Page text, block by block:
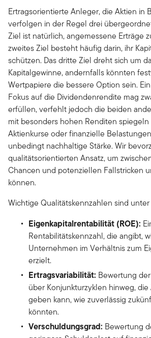
Ertragsorientierte Anleger, die Aktien in
verfolgen in der Regel drei
Ziel ist natürlich, angemessene Erträge
zweites Ziel besteht häufig darin, ihr
schützen. Das dritte Ziel dreht sich um
Kapitalgewinne, andernfalls könnten
Wertpapiere die bessere Option sein.
Fokus auf die Dividendenrendite mag
erfüllen, verfehlt jedoch die beiden
mit besonders hohen Renditen
Aktienkurse oder finanzielle
unbedingt nachhaltige Stärke. Wir
qualitätsorientierten Ansatz, um
Chancen und potenziellen Fallstricken
können.
Wichtige Qualitätskennzahlen sind
Eigenkapitalrentabilität (ROE):
Rentabilitätskennzahl, die angibt,
Unternehmen im Verhältnis zum
erzielt.
Ertragsvariabilität: Bewertung
über Konjunkturzyklen hinweg,
geben kann, wie zuverlässig
könnten.
Verschuldungsgrad: Bewertung